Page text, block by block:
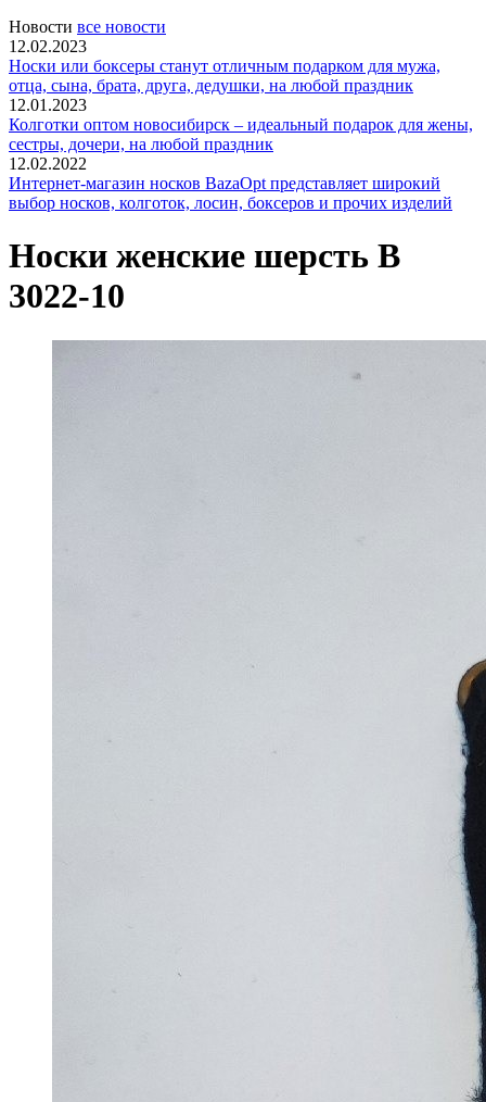
Новости все новости
12.02.2023
Носки или боксеры станут отличным подарком для мужа,
отца, сына, брата, друга, дедушки, на любой праздник
12.01.2023
Колготки оптом новосибирск – идеальный подарок для жены,
сестры, дочери, на любой праздник
12.02.2022
Интернет-магазин носков BazaOpt представляет широкий
выбор носков, колготок, лосин, боксеров и прочих изделий
Носки женские шерсть B
3022-10